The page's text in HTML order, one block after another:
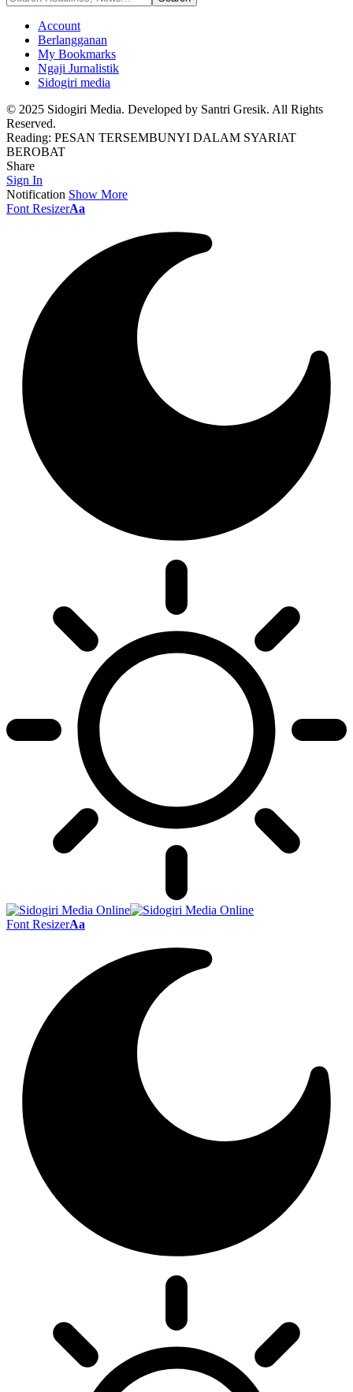
Account
Berlangganan
My Bookmarks
Ngaji Jurnalistik
Sidogiri media
© 2025 Sidogiri Media. Developed by Santri Gresik. All Rights
Reserved.
Reading: PESAN TERSEMBUNYI DALAM SYARIAT
BEROBAT
Share
Sign In
Notification Show More
Font ResizerAa
Font ResizerAa